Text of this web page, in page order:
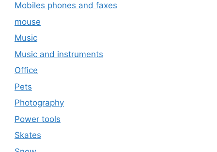
Mobiles phones and faxes
mouse
Music
Music and instruments
Office
Pets
Photography
Power tools
Skates